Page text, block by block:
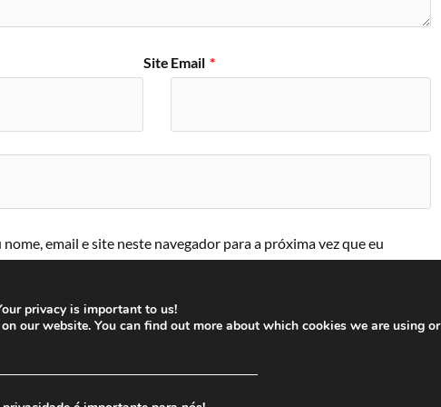
Email *
Site
email e site neste navegador para a próxima vez que eu
privacy is important to us!
our website. You can find out more about which cookies we are using or